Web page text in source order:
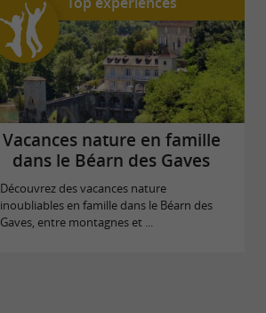
Vacances nature en famille
dans le Béarn des Gaves
Découvrez des vacances nature
inoubliables en famille dans le Béarn des
Gaves, entre montagnes et ...